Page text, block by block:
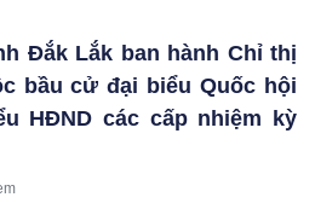
Đắk Lắk ban hành Chỉ thị
bầu cử đại biểu Quốc hội
HĐND các cấp nhiệm kỳ